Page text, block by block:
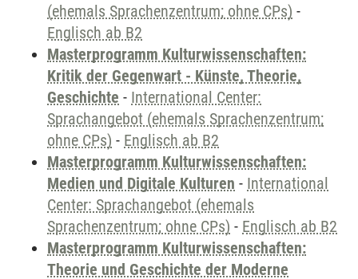
(ehemals Sprachenzentrum; ohne CPs) -
Englisch ab B2
Masterprogramm Kulturwissenschaften:
Kritik der Gegenwart - Künste, Theorie,
Geschichte - International Center:
Sprachangebot (ehemals Sprachenzentrum;
ohne CPs) - Englisch ab B2
Masterprogramm Kulturwissenschaften:
Medien und Digitale Kulturen - International
Center: Sprachangebot (ehemals
Sprachenzentrum; ohne CPs) - Englisch ab B2
Masterprogramm Kulturwissenschaften:
Theorie und Geschichte der Moderne